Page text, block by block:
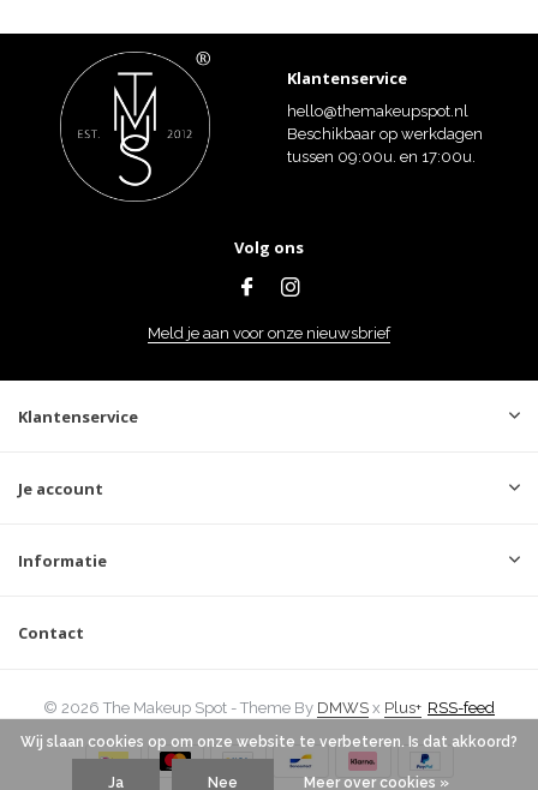
Klantenservice
hello@themakeupspot.nl
Beschikbaar op werkdagen
tussen 09:00u. en 17:00u.
Volg ons
Meld je aan voor onze nieuwsbrief
Klantenservice
Je account
Informatie
Contact
© 2026 The Makeup Spot - Theme By DMWS x Plus+ RSS-feed
Wij slaan cookies op om onze website te verbeteren. Is dat akkoord?
Ja Nee Meer over cookies »